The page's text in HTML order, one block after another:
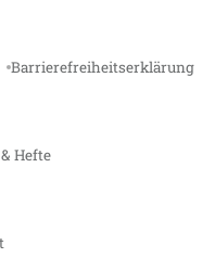
Barrierefreiheitserklärung
Hefte